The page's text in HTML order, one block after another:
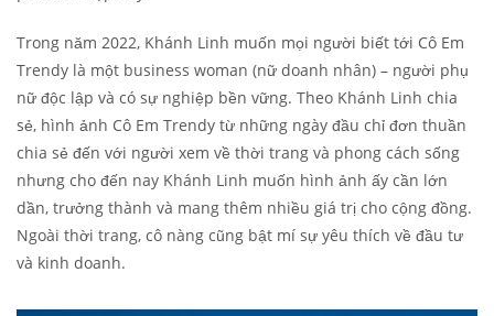
Trong năm 2022, Khánh Linh muốn mọi người biết tới Cô Em
Trendy là một business woman (nữ doanh nhân) – người phụ
nữ độc lập và có sự nghiệp bền vững. Theo Khánh Linh chia
sẻ, hình ảnh Cô Em Trendy từ những ngày đầu chỉ đơn thuần
chia sẻ đến với người xem về thời trang và phong cách sống
nhưng cho đến nay Khánh Linh muốn hình ảnh ấy cần lớn
dần, trưởng thành và mang thêm nhiều giá trị cho cộng đồng.
Ngoài thời trang, cô nàng cũng bật mí sự yêu thích về đầu tư
và kinh doanh.